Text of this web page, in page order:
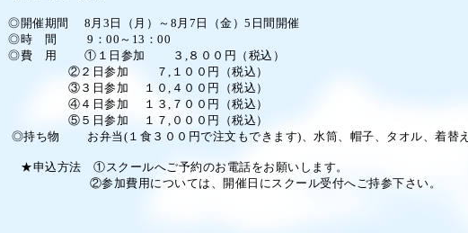
◎開催期間 8月3日（月）～8月7日（金）5日間開催
◎時 間
9：00～13：00
◎費 用 ①１日参加 ３,８００ 円（税込）
②２日参加 ７,１００ 円（税込）
③３日参加 １０,４００円（税込）
④４日参加 １３,７０ ０円（税込）
⑤５日参加 １７,００ ０円（税込）
◎持ち物 お弁当(１食３００円で注文もできます)、水筒、帽子、タオル、着替え
★申込方法 ①スクールへご予約のお電話をお願いします。
②参加費用については、開催日にスクール受付へご持参下さい。